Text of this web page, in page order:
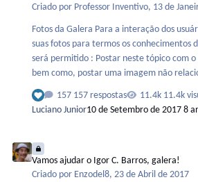
Criado por Professor Inventivo, 13 de
Fotos da Galera Para a interação dos usuários do FUCH, postem as
suas fotos para termos os conhecimentos de
será permitido : Postar neste tópico com o intuito de fazer flood,
bem como, postar uma imagem não
Postar uma foto de outro usuário sem
Esculachar uma foto de outro usuário, que
resultando em uma outra mulher, que
ficar intimidada e passar bem longe desse
postou ficar intimidada para continuar no
157 respostas
11.4k
Luciano Junior10 de Setembro de 20178
Vamos ajudar o Igor C. Barros, galera!
Criado por Enzodel8,23 de Abril de 2017